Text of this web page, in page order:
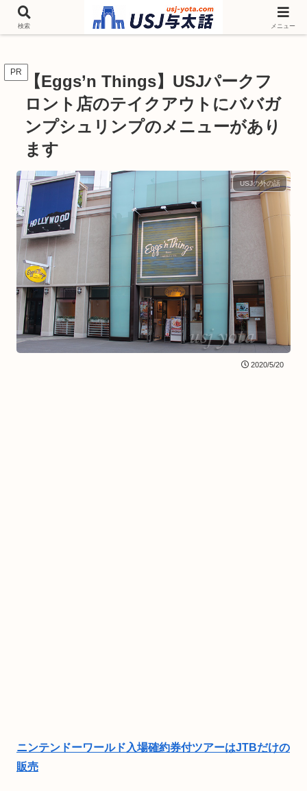
チケットやシーズンイベント ニンテンドーワールド アトラクションなどユニ
バを歩いて情報収集しています
PR 【Eggs’n Things】USJパークフ
ロント店のテイクアウトにババガ
ンプシュリンプのメニューがあり
ます
USJの外の話
2020/5/20
ニンテンドーワールド入場確約券付ツアーはJTBだけの
販売
検索 メニュー